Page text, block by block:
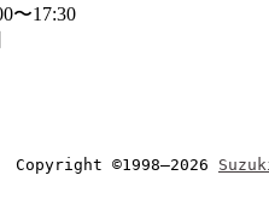
〜17:30
Copyright ©1998–2026